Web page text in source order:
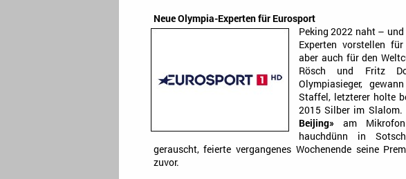
Neue Olympia-Experten für Eurosport
Peking 2022 naht –
Experten vorstellen
aber auch für den
Rösch und Fritz
Olympiasieger,
Staffel, letzterer holte
2015 Silber im Slalom.
Beijing» am
hauchdünn in
gerauscht, feierte vergangenes Wochenende seine
zuvor.